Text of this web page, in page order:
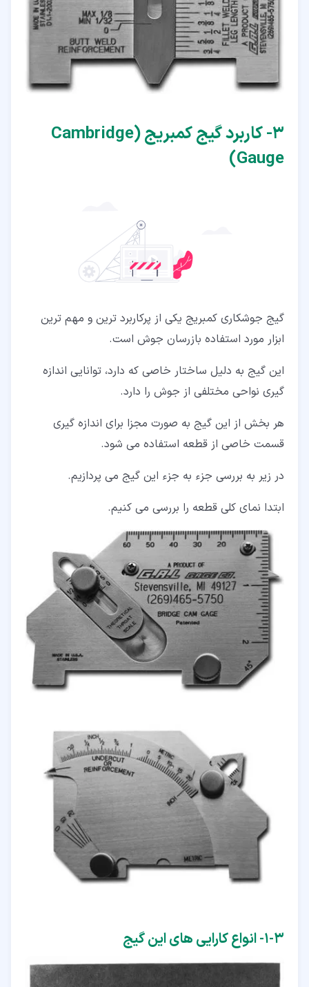
۳‏- کاربرد گیج کمبریج (Cambridge
Gauge)
گیج جوشکاری کمبریج یکی از پرکاربرد ترین و مهم ترین
ابزار مورد استفاده بازرسان جوش است.
این گیج به دلیل ساختار خاصی که دارد، توانایی اندازه
گیری نواحی مختلفی از جوش را دارد.
هر بخش از این گیج به صورت مجزا برای اندازه گیری
قسمت خاصی از قطعه استفاده می ­شود.
در زیر به بررسی جزء به جزء این گیج می­ پردازیم.
ابتدا نمای کلی قطعه را بررسی می کنیم.
۳‏-‏۱‏- انواع کارایی های این گیج